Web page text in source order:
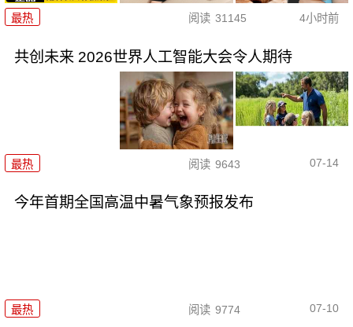
最热 阅读 31145 4小时前
共创未来 2026世界人工智能大会令人期待
最热 阅读 9643 07-14
今年首期全国高温中暑气象预报发布
最热 阅读 9774 07-10